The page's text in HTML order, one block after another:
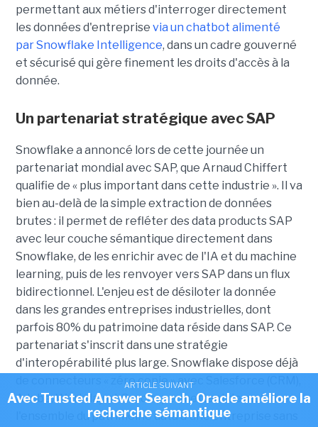
permettant aux métiers d'interroger directement
les données d'entreprise via un chatbot alimenté
par Snowflake Intelligence, dans un cadre gouverné
et sécurisé qui gère finement les droits d'accès à la
donnée.
Un partenariat stratégique avec SAP
Snowflake a annoncé lors de cette journée un
partenariat mondial avec SAP, que Arnaud Chiffert
qualifie de « plus important dans cette industrie ». Il va
bien au-delà de la simple extraction de données
brutes : il permet de refléter des data products SAP
avec leur couche sémantique directement dans
Snowflake, de les enrichir avec de l'IA et du machine
learning, puis de les renvoyer vers SAP dans un flux
bidirectionnel. L'enjeu est de désiloter la donnée
dans les grandes entreprises industrielles, dont
parfois 80% du patrimoine data réside dans SAP. Ce
partenariat s'inscrit dans une stratégie
d'interopérabilité plus large. Snowflake dispose déjà
de connecteurs « zéro copie » avec Salesforce (CRM),
Adobe, Workday et Oracle, permettant de mobiliser
l'ensemble du patrimoine data d'une entreprise sans
ARTICLE SUIVANT
Avec Trusted Answer Search, Oracle améliore la
recherche sémantique